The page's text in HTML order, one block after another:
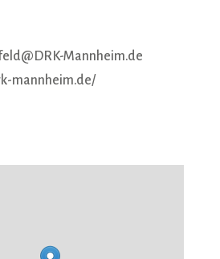
Mannheim.de
mannheim.de/